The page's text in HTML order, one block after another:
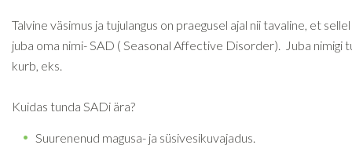
Talvine väsimus ja tujulangus on praegusel ajal nii tavaline, et
juba oma nimi- SAD ( Seasonal Affective Disorder). Juba nimigi
kurb, eks.
Kuidas tunda SADi ära?
Suurenenud magusa- ja süsivesikuvajadus.